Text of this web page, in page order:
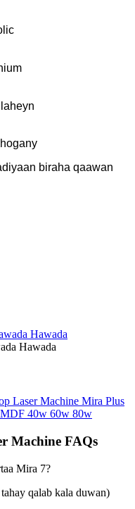
biraha qaawan
Hawada
Machine FAQs
Mira 7?
qalab kala duwan)